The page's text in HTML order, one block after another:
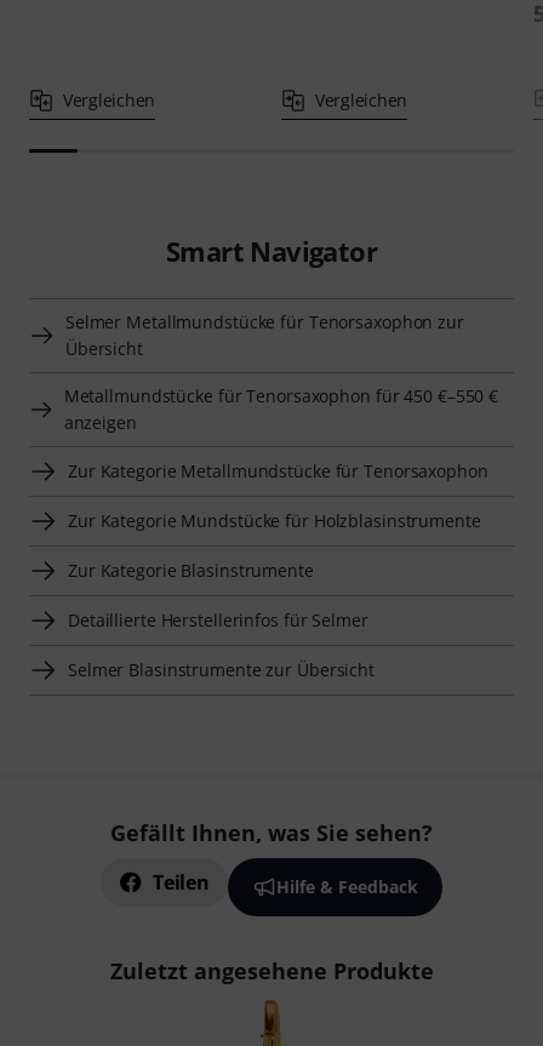
Vergleichen Vergleichen
Smart Navigator
Selmer Metallmundstücke für Tenorsaxophon zur
Übersicht
Metallmundstücke für Tenorsaxophon für 450 €–550 €
anzeigen
Zur Kategorie Metallmundstücke für Tenorsaxophon
Zur Kategorie Mundstücke für Holzblasinstrumente
Zur Kategorie Blasinstrumente
Detaillierte Herstellerinfos für Selmer
Selmer Blasinstrumente zur Übersicht
Gefällt Ihnen, was Sie sehen?
Teilen Hilfe & Feedback
Zuletzt angesehene Produkte